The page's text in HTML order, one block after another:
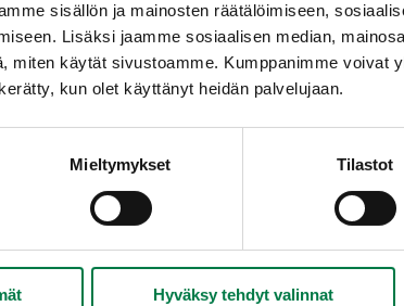
sisällön ja mainosten räätälöimiseen,
Lisäksi jaamme sosiaalisen median,
miten käytät sivustoamme. Kumppanimme voivat
kun olet käyttänyt heidän palvelujaan.
Mieltymykset Tilastot
Hyväksy tehdyt valinnat
marjoja
Jumalainen kasvisleipa
kasviksia Marjainen fantasiakakku